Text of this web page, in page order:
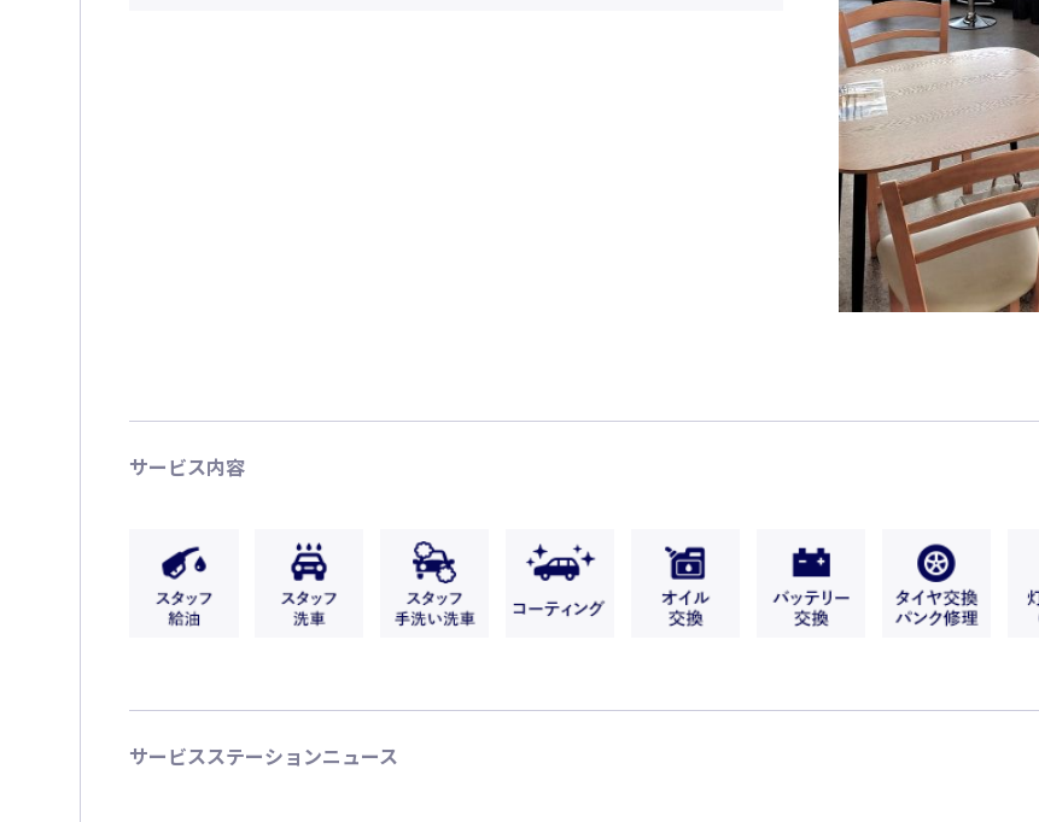
サービス内容
サービスステーションニュース